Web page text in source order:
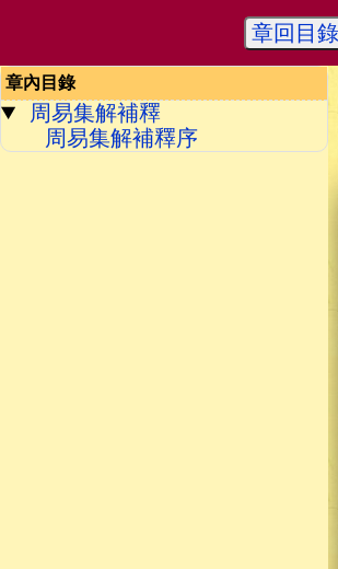
章回目錄
章內目錄
周易集解補釋
周易集解補釋序